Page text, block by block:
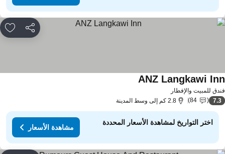
مشاركة
للمبيت والإفطار
ANZ Langkawi
7.3
84 2.8 كم إلى وسط المدينة
اختر التواريخ لمشاهدة الأسعار المحددة
مشاهدة الأسعار